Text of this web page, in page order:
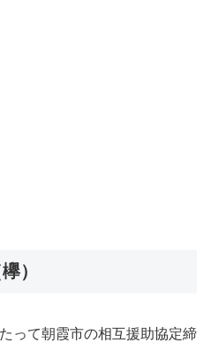
）
って朝霞市の相互援助協定締